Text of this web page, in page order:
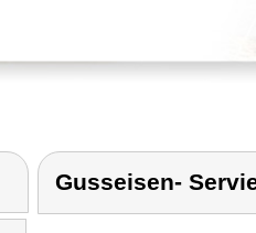
Gusseisen-